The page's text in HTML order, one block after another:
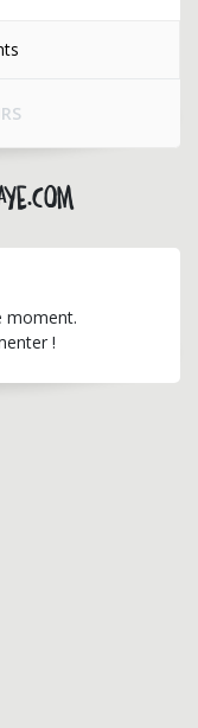
moment.
!